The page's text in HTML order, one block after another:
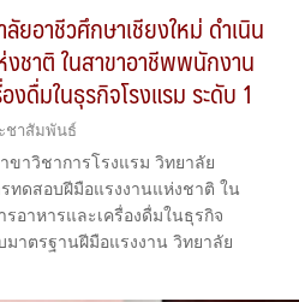
ยอาชีวศึกษาเชียงใหม่ ดำเนิน
ชาติ ในสาขาอาชีพพนักงาน
งดื่มในธุรกิจโรงแรม ระดับ 1
ชาสัมพันธ์
ขาวิชาการโรงแรม วิทยาลัย
ทดสอบฝีมือแรงงานแห่งชาติ ใน
อาหารและเครื่องดื่มในธุรกิจ
าตรฐานฝีมือแรงงาน วิทยาลัย